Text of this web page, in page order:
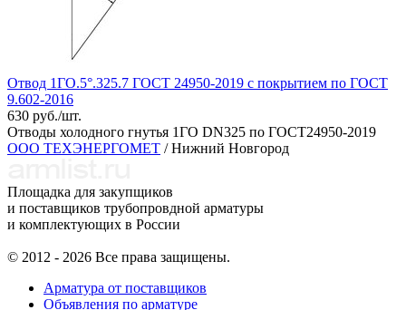
Отвод 1ГО.5°.325.7 ГОСТ 24950-2019 с покрытием по ГОСТ
9.602-2016
630 руб./шт.
Отводы холодного гнутья 1ГО DN325 по ГОСТ24950-2019
ООО ТЕХЭНЕРГОМЕТ / Нижний Новгород
Площадка для закупщиков
и поставщиков трубопровдной арматуры
и комплектующих в России
© 2012 - 2026 Все права защищены.
Арматура от поставщиков
Объявления по арматуре